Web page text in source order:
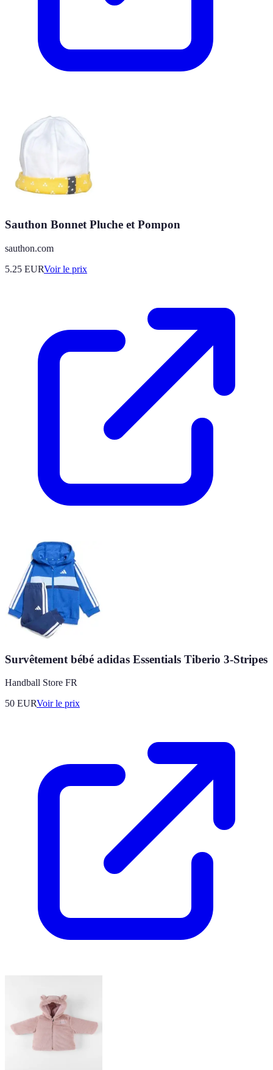
Sauthon Bonnet Pluche et Pompon
sauthon.com
5.25 EURVoir le prix
Survêtement bébé adidas Essentials Tiberio 3-Stripes
Handball Store FR
50 EURVoir le prix